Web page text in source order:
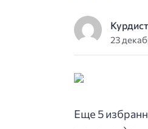
23
Еще 5